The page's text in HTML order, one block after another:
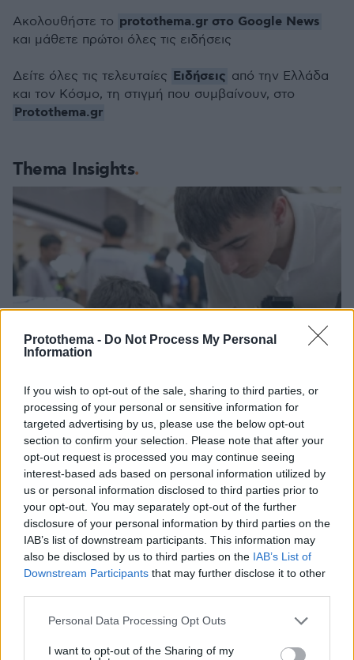
Protothema - Do Not Process My Personal
Information
If you wish to opt-out of the sale, sharing to third parties, or
processing of your personal or sensitive information for
targeted advertising by us, please use the below opt-out
section to confirm your selection. Please note that after your
opt-out request is processed you may continue seeing
interest-based ads based on personal information utilized by
us or personal information disclosed to third parties prior to
your opt-out. You may separately opt-out of the further
disclosure of your personal information by third parties on the
IAB’s list of downstream participants. This information may
also be disclosed by us to third parties on the IAB’s List of
Downstream Participants that may further disclose it to other
Please note that this website/app uses one or more Google
not limited to your visit or usage behaviour. You may click to
Personal Data Processing Opt Outs
I want to opt-out of the Sharing of my
Thema Insights
Πώς μια απλή ιδέα εξελίχθηκε σε κορυφαίο θεσμό
ρομποτικής στην Ελλάδα
04.08.2026, 11:20
Από μαθητής, φοιτητής σε άλλη πόλη!
06.08.2026, 10:52
26.07.2026, 09:54
Ακολουθήστε το protothema.gr στο Google News
και μάθετε πρώτοι όλες τις ειδήσεις
Δείτε όλες τις τελευταίες Ειδήσεις από την Ελλάδα
και τον Κόσμο, τη στιγμή που συμβαίνουν, στο
Protothema.gr